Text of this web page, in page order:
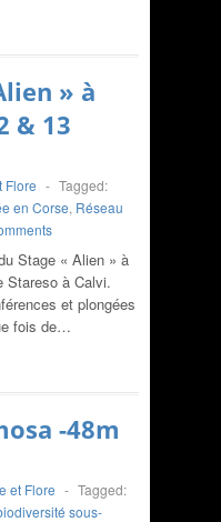
» à
& 13
Flore - Tagged:
en Corse, Réseau
Stage « Alien » à
Stareso à Calvi.
et plongées
fois de…
-48m
et Flore - Tagged:
sous-